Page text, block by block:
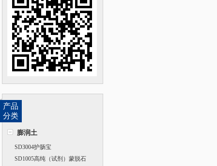
产品
分类
膨润土
SD3004护肠宝
SD1005高纯（试剂）蒙脱石